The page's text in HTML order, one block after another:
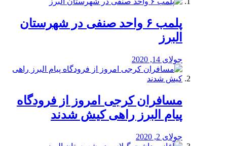
پلمب ۶ واحد صنفی در شهرستان
البرز
جولای 14, 2020
مسافران کرجی امروز از فرودگاه
پیام البرز راهی کیش شدند
جولای 2, 2020